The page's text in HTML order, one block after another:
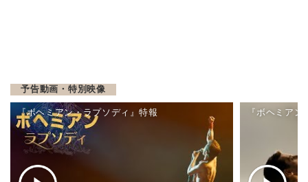
予告動画・特別映像
『ボヘミアン・ラプソディ』特報 『ボヘミア